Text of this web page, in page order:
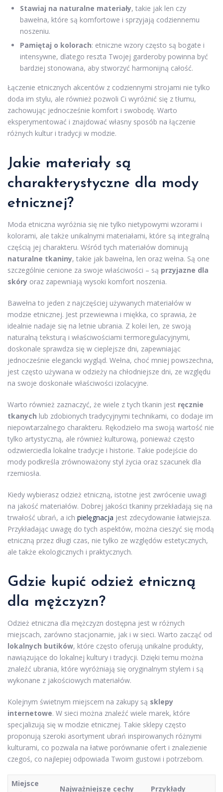
Stawiaj na naturalne materiały, takie jak len czy
bawełna, które są komfortowe i sprzyjają codziennemu
noszeniu.
Pamiętaj o kolorach: etniczne wzory często są bogate i
intensywne, dlatego reszta Twojej garderoby powinna być
bardziej stonowana, aby stworzyć harmonijną całość.
Łączenie etnicznych akcentów z codziennymi strojami nie tylko
doda im stylu, ale również pozwoli Ci wyróżnić się z tłumu,
zachowując jednocześnie komfort i swobodę. Warto
eksperymentować i znajdować własny sposób na łączenie
różnych kultur i tradycji w modzie.
Jakie materiały są
charakterystyczne dla mody
etnicznej?
Moda etniczna wyróżnia się nie tylko nietypowymi wzorami i
kolorami, ale także unikalnymi materiałami, które są integralną
częścią jej charakteru. Wśród tych materiałów dominują
naturalne tkaniny, takie jak bawełna, len oraz wełna. Są one
szczególnie cenione za swoje właściwości – są przyjazne dla
skóry oraz zapewniają wysoki komfort noszenia.
Bawełna to jeden z najczęściej używanych materiałów w
modzie etnicznej. Jest przewiewna i miękka, co sprawia, że
idealnie nadaje się na letnie ubrania. Z kolei len, ze swoją
naturalną teksturą i właściwościami termoregulacyjnymi,
doskonale sprawdza się w cieplejsze dni, zapewniając
jednocześnie elegancki wygląd. Wełna, choć mniej powszechna,
jest często używana w odzieży na chłodniejsze dni, ze względu
na swoje doskonałe właściwości izolacyjne.
Warto również zaznaczyć, że wiele z tych tkanin jest ręcznie
tkanych lub zdobionych tradycyjnymi technikami, co dodaje im
niepowtarzalnego charakteru. Rękodzieło ma swoją wartość nie
tylko artystyczną, ale również kulturową, ponieważ często
odzwierciedla lokalne tradycje i historie. Takie podejście do
mody podkreśla zrównoważony styl życia oraz szacunek dla
rzemiosła.
Kiedy wybierasz odzież etniczną, istotne jest zwrócenie uwagi
na jakość materiałów. Dobrej jakości tkaniny przekładają się na
trwałość ubrań, a ich pielęgnacja jest zdecydowanie łatwiejsza.
Przykładając uwagę do tych aspektów, można cieszyć się modą
etniczną przez długi czas, nie tylko ze względów estetycznych,
ale także ekologicznych i praktycznych.
Gdzie kupić odzież etniczną
dla mężczyzn?
Odzież etniczna dla mężczyzn dostępna jest w różnych
miejscach, zarówno stacjonarnie, jak i w sieci. Warto zacząć od
lokalnych butików, które często oferują unikalne produkty,
nawiązujące do lokalnej kultury i tradycji. Dzięki temu można
znaleźć ubrania, które wyróżniają się oryginalnym stylem i są
wykonane z jakościowych materiałów.
Kolejnym świetnym miejscem na zakupy są sklepy
internetowe. W sieci można znaleźć wiele marek, które
specjalizują się w modzie etnicznej. Takie sklepy często
proponują szeroki asortyment ubrań inspirowanych różnymi
kulturami, co pozwala na łatwe porównanie ofert i znalezienie
czegoś, co najlepiej odpowiada Twoim gustowi i potrzebom.
Miejsce
Najważniejsze cechy Przykłady